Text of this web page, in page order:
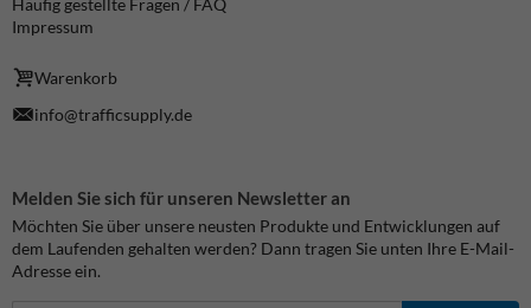
Impressum
Warenkorb
info@trafficsupply.de
Melden Sie sich für unseren Newsletter an
Möchten Sie über unsere neusten Produkte und Entwicklungen auf
dem Laufenden gehalten werden? Dann tragen Sie unten Ihre E-Mail-
Adresse ein.